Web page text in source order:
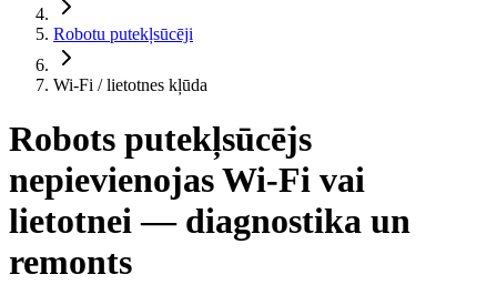
Robotu putekļsūcēji
Wi-Fi / lietotnes kļūda
Robots putekļsūcējs
nepievienojas Wi-Fi vai
lietotnei — diagnostika un
remonts